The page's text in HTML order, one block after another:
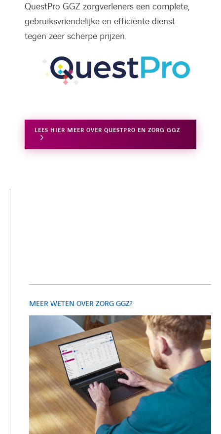
MEER WETEN OVER ZORG GGZ?
QuestPro GGZ zorgverleners een complete,
gebruiksvriendelijke en efficiënte dienst
tegen zeer scherpe prijzen.
LEES HIER MEER OVER QUESTPRO EN ZORG GGZ